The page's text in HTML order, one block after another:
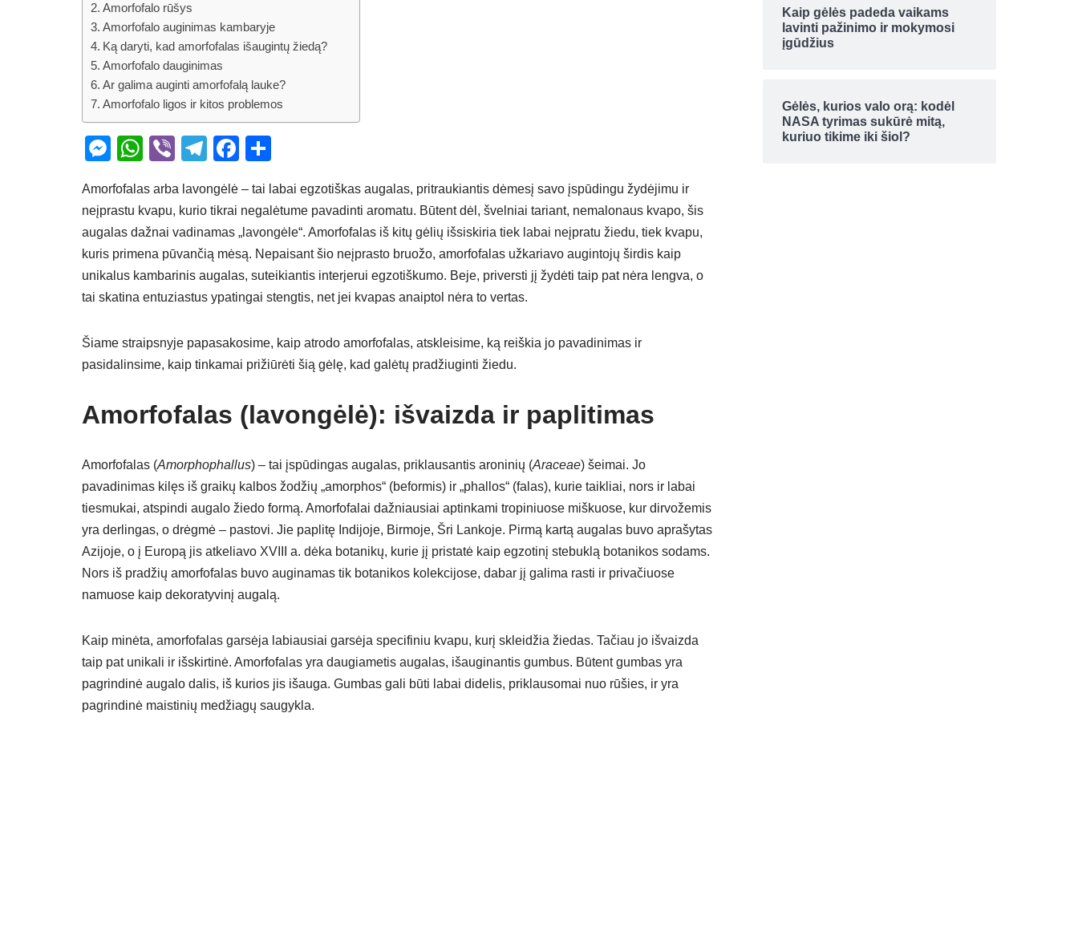
Amorfofalo rūšys
Amorfofalo auginimas kambaryje
Ką daryti, kad amorfofalas išaugintų žiedą?
Amorfofalo dauginimas
Ar galima auginti amorfofalą lauke?
Amorfofalo ligos ir kitos problemos
M
ss
e
n
g
er
W
at
s
A
p
p
Vi
er
T
e
gr
a
m
F
c
e
b
o
o
ar
e
Amorfofalas arba lavongėlė – tai labai egzotiškas augalas, pritraukiantis dėmesį savo įspūdingu žydėjimu ir
neįprastu kvapu, kurio tikrai negalėtume pavadinti aromatu. Būtent dėl, švelniai tariant, nemalonaus kvapo, šis
augalas dažnai vadinamas „lavongėle“. Amorfofalas iš kitų gėlių išsiskiria tiek labai neįpratu žiedu, tiek kvapu,
kuris primena pūvančią mėsą. Nepaisant šio neįprasto bruožo, amorfofalas užkariavo augintojų širdis kaip
unikalus kambarinis augalas, suteikiantis interjerui egzotiškumo. Beje, priversti jį žydėti taip pat nėra lengva, o
tai skatina entuziastus ypatingai stengtis, net jei kvapas anaiptol nėra to vertas.
Šiame straipsnyje papasakosime, kaip atrodo amorfofalas, atskleisime, ką reiškia jo pavadinimas ir
pasidalinsime, kaip tinkamai prižiūrėti šią gėlę, kad galėtų pradžiuginti žiedu.
Amorfofalas (lavongėlė): išvaizda ir paplitimas
Amorfofalas (Amorphophallus) – tai įspūdingas augalas, priklausantis aroninių (Araceae) šeimai. Jo
pavadinimas kilęs iš graikų kalbos žodžių „amorphos“ (beformis) ir „phallos“ (falas), kurie taikliai, nors ir labai
tiesmukai, atspindi augalo žiedo formą. Amorfofalai dažniausiai aptinkami tropiniuose miškuose, kur dirvožemis
yra derlingas, o drėgmė – pastovi. Jie paplitę Indijoje, Birmoje, Šri Lankoje. Pirmą kartą augalas buvo aprašytas
Azijoje, o į Europą jis atkeliavo XVIII a. dėka botanikų, kurie jį pristatė kaip egzotinį stebuklą botanikos sodams.
Nors iš pradžių amorfofalas buvo auginamas tik botanikos kolekcijose, dabar jį galima rasti ir privačiuose
namuose kaip dekoratyvinį augalą.
Kaip minėta, amorfofalas garsėja labiausiai garsėja specifiniu kvapu, kurį skleidžia žiedas. Tačiau jo išvaizda
taip pat unikali ir išskirtinė. Amorfofalas yra daugiametis augalas, išauginantis gumbus. Būtent gumbas yra
pagrindinė augalo dalis, iš kurios jis išauga. Gumbas gali būti labai didelis, priklausomai nuo rūšies, ir yra
pagrindinė maistinių medžiagų saugykla.
Kaip gėlės padeda vaikams
lavinti pažinimo ir mokymosi
įgūdžius
Gėlės, kurios valo orą: kodėl
NASA tyrimas sukūrė mitą,
kuriuo tikime iki šiol?